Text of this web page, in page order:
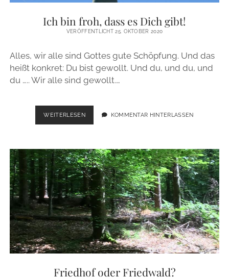
instagram
email
Ich bin froh, dass es Dich gibt!
VERÖFFENTLICHT 25. OKTOBER 2020
Alles, wir alle sind Gottes gute Schöpfung. Und das
heißt konkret: Du bist gewollt. Und du, und du, und
du ….. Wir alle sind gewollt.…
WEITERLESENICH
BIN
ES
DICH
GIBT!
KOMMENTAR HINTERLASSEN
Friedhof oder Friedwald?